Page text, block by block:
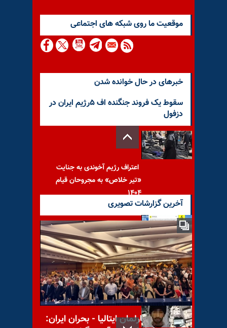
موقعيت ما روى شبكه هاى اجتماعى
خبرهای در حال خوانده شدن
سقوط یک فروند جنگنده اف ۵رژیم ایران در
دزفول
اعتراف رژیم آخوندی به جنایت
«تیر خلاص» به مجروحان قیام
۱۴۰۴
هشدار عفو بین‌الملل درباره
تشدید اعدامها در ایران؛ «جامعه
جهانی نباید بی‌تفاوت
آخرین گزارشات تصویری
کنفرانس در پارلمان ایتالیا - بحران ایران: